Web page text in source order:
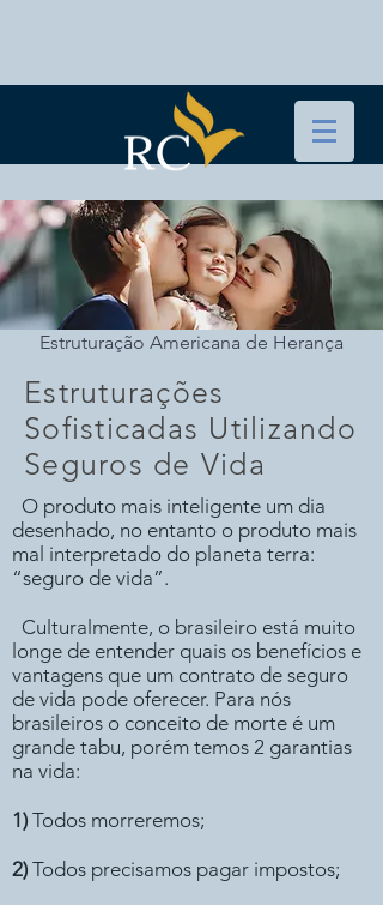
Estruturação Americana de Herança
Estruturações
Sofisticadas Utilizando
Seguros de Vida
O produto mais inteligente um dia
desenhado, no entanto o produto mais
mal interpretado do planeta terra:
“seguro de vida”.
Culturalmente, o brasileiro está muito
longe de entender quais os benefícios e
vantagens que um contrato de seguro
de vida pode oferecer. Para nós
brasileiros o conceito de morte é um
grande tabu, porém temos 2 garantias
na vida:
1) Todos morreremos;
2) Todos precisamos pagar impostos;